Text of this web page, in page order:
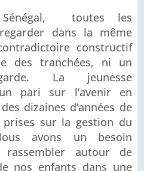
toutes les
dans la même
constructif
des tranchées, ni un
garde. La jeunesse
pari sur l’avenir en
dizaines d’années de
prises sur la gestion du
avons un besoin
autour de
nos enfants dans une